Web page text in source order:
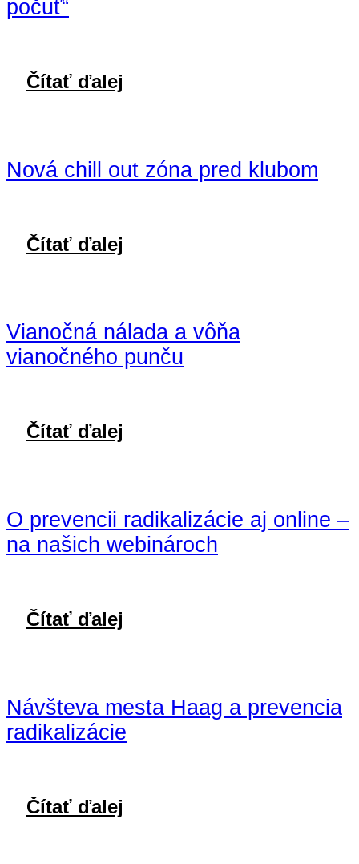
počuť“
Čítať ďalej
Nová chill out zóna pred klubom
Čítať ďalej
Vianočná nálada a vôňa
vianočného punču
Čítať ďalej
O prevencii radikalizácie aj online –
na našich webinároch
Čítať ďalej
Návšteva mesta Haag a prevencia
radikalizácie
Čítať ďalej